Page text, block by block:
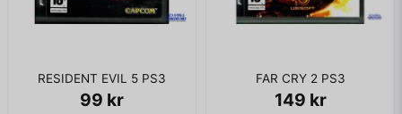
RESIDENT EVIL 5 PS3
99 kr
FAR CRY 2 PS3
149 kr